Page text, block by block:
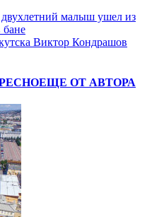
малыш ушел из
бане
Виктор Кондрашов
ЕЩЕ ОТ АВТОРА